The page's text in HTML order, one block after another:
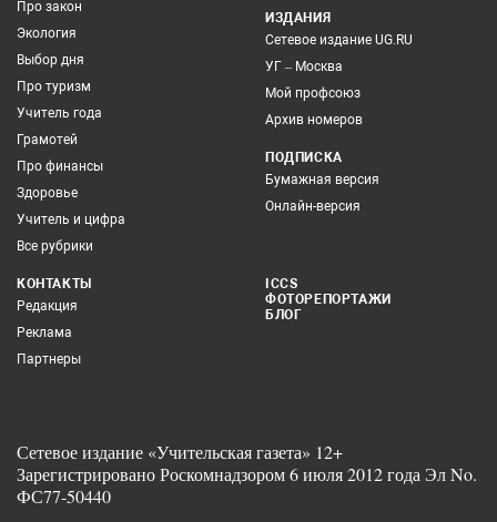
Про закон
Экология
Выбор дня
Про туризм
Учитель года
Грамотей
Про финансы
Здоровье
Учитель и цифра
Все рубрики
ИЗДАНИЯ
Сетевое издание UG.RU
УГ – Москва
Мой профсоюз
Архив номеров
ПОДПИСКА
Бумажная версия
Онлайн-версия
КОНТАКТЫ
Редакция
Реклама
Партнеры
ICCS
ФОТОРЕПОРТАЖИ
БЛОГ
Сетевое издание «Учительская газета» 12+
Зарегистрировано Роскомнадзором 6 июля 2012 года Эл No.
ФС77-50440